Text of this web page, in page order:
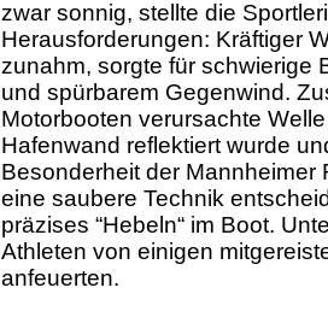
zwar sonnig, stellte die
Herausforderungen: Kräftiger
zunahm, sorgte für schwierige
und spürbarem Gegenwind.
Motorbooten verursachte
Hafenwand reflektiert wurde
Besonderheit der Mannheimer
eine saubere Technik
präzises “Hebeln“ im Boot.
Athleten von einigen
anfeuerten.